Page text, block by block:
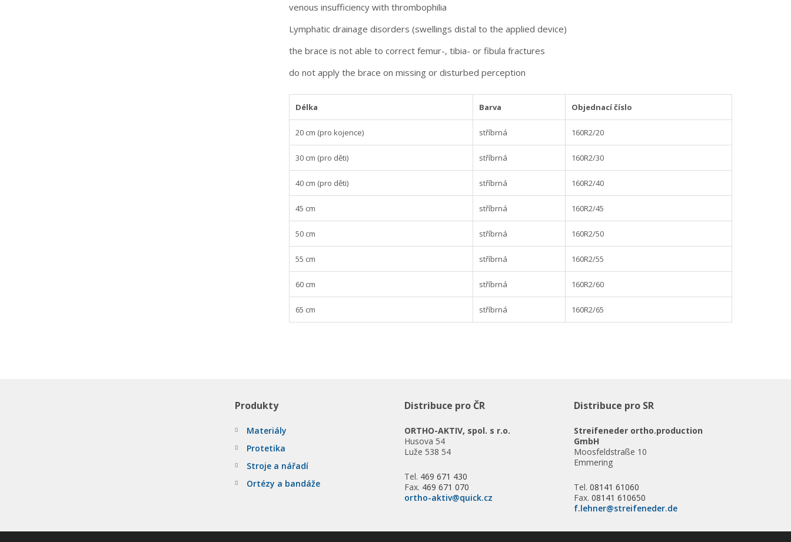
venous insufficiency with thrombophilia
Lymphatic drainage disorders (swellings distal to the applied device)
the brace is not able to correct femur-, tibia- or fibula fractures
do not apply the brace on missing or disturbed perception
Délka Barva Objednací číslo
20 cm (pro kojence) stříbrná 160R2/20
30 cm (pro děti) stříbrná 160R2/30
40 cm (pro děti) stříbrná 160R2/40
45 cm stříbrná 160R2/45
50 cm stříbrná 160R2/50
55 cm stříbrná 160R2/55
60 cm stříbrná 160R2/60
65 cm stříbrná 160R2/65
Produkty
Materiály
Protetika
Stroje a nářadí
Ortézy a bandáže
Distribuce pro ČR
ORTHO-AKTIV, spol. s r.o.
Husova 54
Luže 538 54
Tel. 469 671 430
Fax. 469 671 070
ortho-aktiv@quick.cz
Distribuce pro SR
Streifeneder ortho.production
GmbH
Moosfeldstraße 10
Emmering
Tel. 08141 61060
Fax. 08141 610650
f.lehner@streifeneder.de